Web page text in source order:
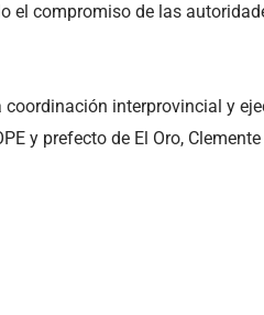
el compromiso de las
interprovincial y
y prefecto de El Oro,